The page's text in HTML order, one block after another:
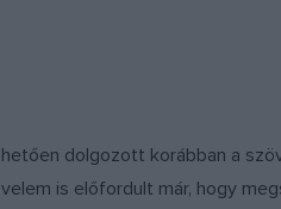
dolgozott korábban a
is előfordult már, hogy